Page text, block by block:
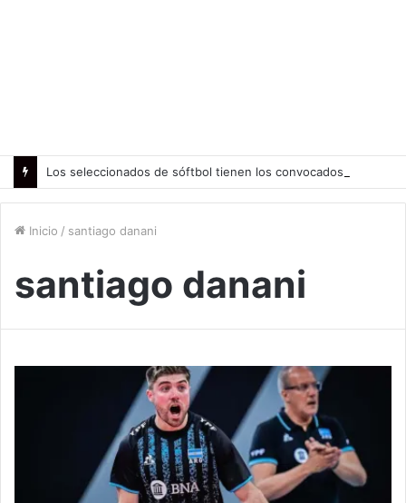
Inicio / santiago danani
santiago danani